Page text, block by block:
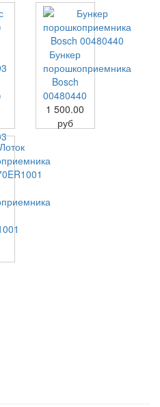
Бункер
порошкоприемника
Bosch
00480440
1 500.00
руб